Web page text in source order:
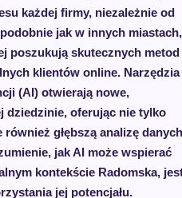
każdej firmy, niezależnie od
jak w innych miastach,
poszukują skutecznych metod
klientów online. Narzędzia
(AI) otwierają nowe,
dziedzinie, oferując nie tylko
głębszą analizę danych
jak AI może wspierać
kontekście Radomska,
jej potencjału.